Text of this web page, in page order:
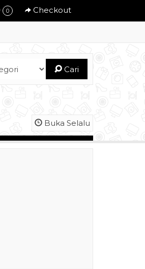
0 Checkout
Cari
Buka Selalu